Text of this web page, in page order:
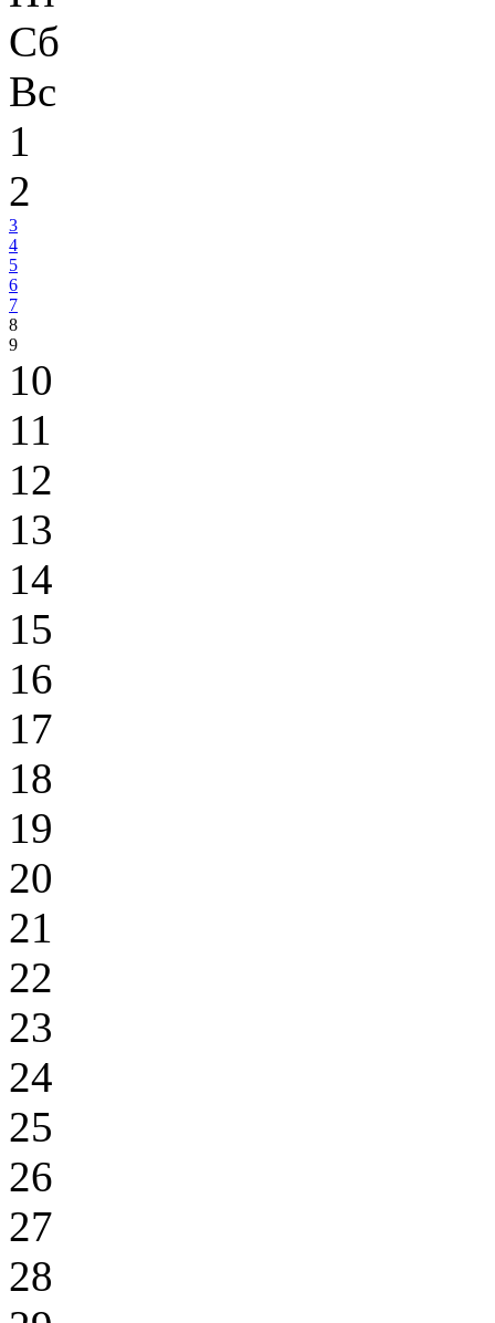
Сб
Вс
1
2
3
4
5
6
7
8
9
10
11
12
13
14
15
16
17
18
19
20
21
22
23
24
25
26
27
28